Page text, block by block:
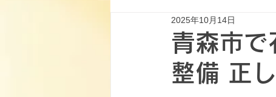
ホームタンク キッチン
青森市で
整備 正
2025年10月14日